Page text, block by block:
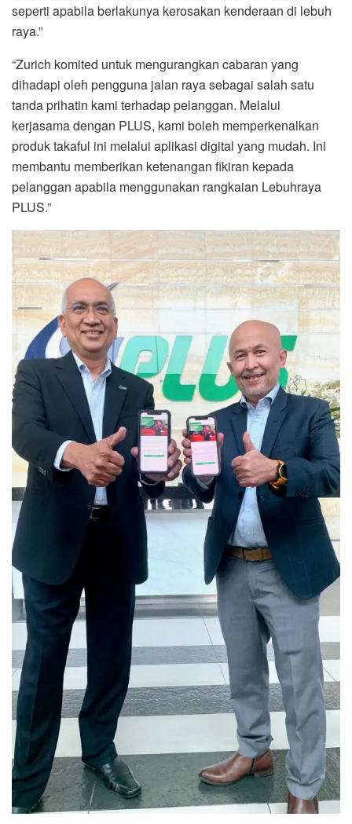
seperti apabila berlakunya kerosakan kenderaan di lebuh
raya.”
“Zurich komited untuk mengurangkan cabaran yang
dihadapi oleh pengguna jalan raya sebagai salah satu
tanda prihatin kami terhadap pelanggan. Melalui
kerjasama dengan PLUS, kami boleh memperkenalkan
produk takaful ini melalui aplikasi digital yang mudah. Ini
membantu memberikan ketenangan fikiran kepada
pelanggan apabila menggunakan rangkaian Lebuhraya
PLUS.”